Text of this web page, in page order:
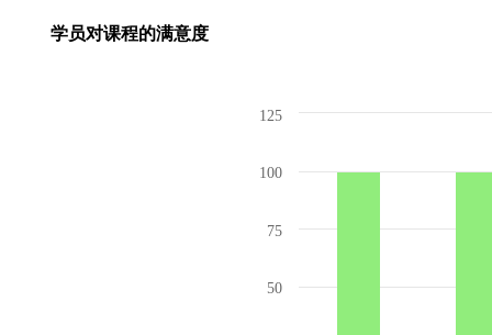
学员对课程的满意度
50
75
100
125